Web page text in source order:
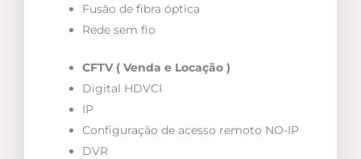
Fusão de fibra óptica
Rede sem fio
CFTV ( Venda e Locação )
Digital HDVCI
IP
Configuração de acesso remoto NO-IP
DVR